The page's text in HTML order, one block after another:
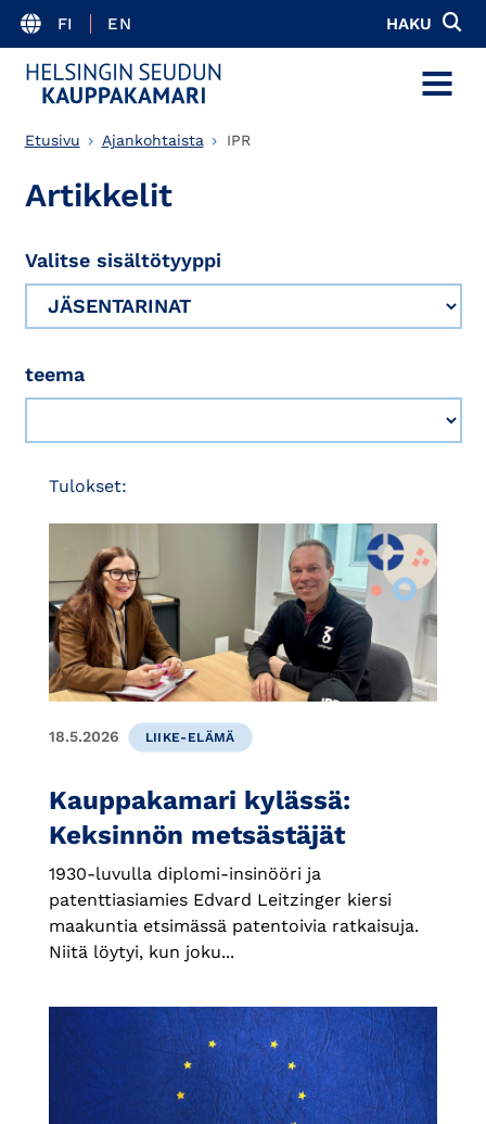
FI EN HAKU
MENU
Etusivu Ajankohtaista IPR
Artikkelit
Valitse sisältötyyppi
teema
Tulokset:
18.5.2026 LIIKE-ELÄMÄ
Kauppakamari kylässä:
Keksinnön metsästäjät
1930-luvulla diplomi-insinööri ja
patenttiasiamies Edvard Leitzinger kiersi
maakuntia etsimässä patentoivia ratkaisuja.
Niitä löytyi, kun joku...